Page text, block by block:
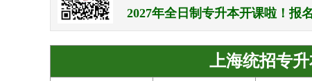
2027年全日制专升本开课啦！报
上海统招专